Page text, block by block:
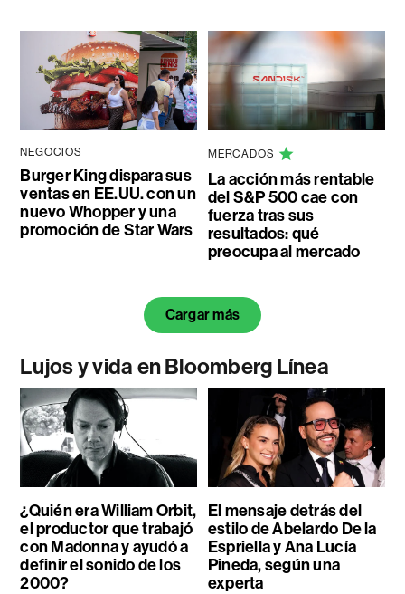
NEGOCIOS
Burger King dispara sus
ventas en EE.UU. con un
nuevo Whopper y una
promoción de Star Wars
MERCADOS
La acción más rentable
del S&P 500 cae con
fuerza tras sus
resultados: qué
preocupa al mercado
Cargar más
Lujos y vida en Bloomberg Línea
¿Quién era William Orbit,
el productor que trabajó
con Madonna y ayudó a
definir el sonido de los
2000?
El mensaje detrás del
estilo de Abelardo De la
Espriella y Ana Lucía
Pineda, según una
experta